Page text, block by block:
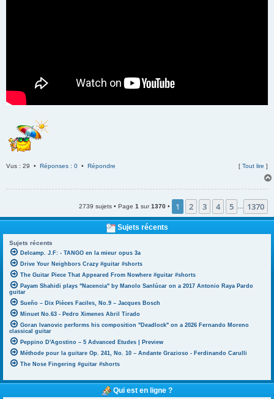
Vus : 29 • Réponses : 0 • Répondre [ Tout lire ]
2739 sujets • Page 1 sur1370 • 1 2 3 4 5 1370
Sujets récents
Sujets récents
Delcamp. J.F: - TANGO en la mieur opus 3a
Drive Your Neighbors Crazy #guitar #shorts
The Guitar Piece That Appeared From Nowhere #guitar #shorts
Payam Shahidi plays "Nacencia" by Manolo Sanlúcar on a 2017 Antonio Raya Pardo
guitar
Sueño – Dix Pièces Faciles, No.9 – Jacques Bosch
Minuet No.63 - Pedro Ximenes Abril Tirado
Goran Ivanovic performs his composition "Deadlock" on a 2026 Fernando Moreno
classical guitar
Peppino D'Agostino – 5 Advanced Etudes | Preview
Méthode pour la guitare Op. 241, No. 10 – Andante Grazioso - Ferdinando Carulli
The Nose Fingering #guitar #shorts
Qui est en ligne ?